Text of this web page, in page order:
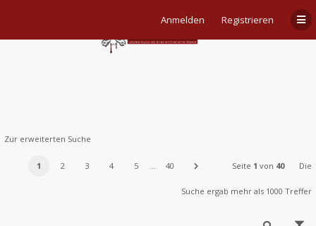
Anmelden Registrieren
Zur erweiterten Suche
1 2 3 4 5 … 40 Seite 1 von 40 Die
Suche ergab mehr als 1000 Treffer